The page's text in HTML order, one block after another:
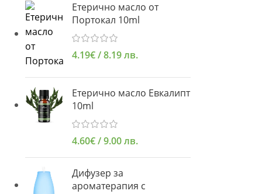
Етерично масло от
Портокал 10ml
4.19€/ 8.19 лв.
Етерично масло Евкалипт
10ml
4.60€/ 9.00 лв.
Дифузер за
ароматерапия с